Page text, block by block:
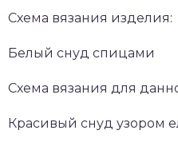
Схема вязания изделия:
Белый снуд спицами
Схема вязания для
Красивый снуд узором